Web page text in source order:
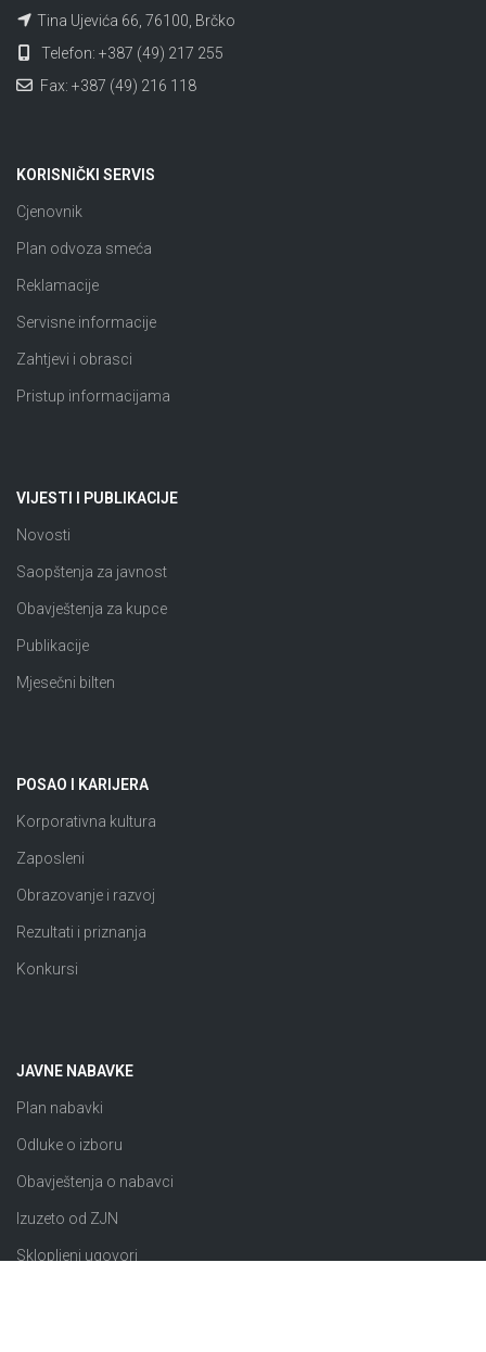
Tina Ujevića 66, 76100, Brčko
Telefon: +387 (49) 217 255
Fax: +387 (49) 216 118
KORISNIČKI SERVIS
Cjenovnik
Plan odvoza smeća
Reklamacije
Servisne informacije
Zahtjevi i obrasci
Pristup informacijama
VIJESTI I PUBLIKACIJE
Novosti
Saopštenja za javnost
Obavještenja za kupce
Publikacije
Mjesečni bilten
POSAO I KARIJERA
Korporativna kultura
Zaposleni
Obrazovanje i razvoj
Rezultati i priznanja
Konkursi
JAVNE NABAVKE
Plan nabavki
Odluke o izboru
Obavještenja o nabavci
Izuzeto od ZJN
Sklopljeni ugovori